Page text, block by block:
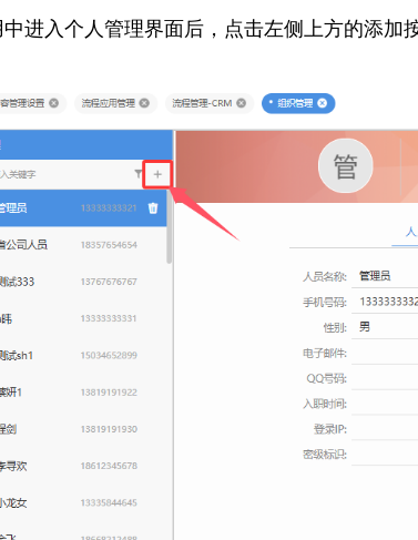
进入个人管理界面后，点击左侧上方的添加